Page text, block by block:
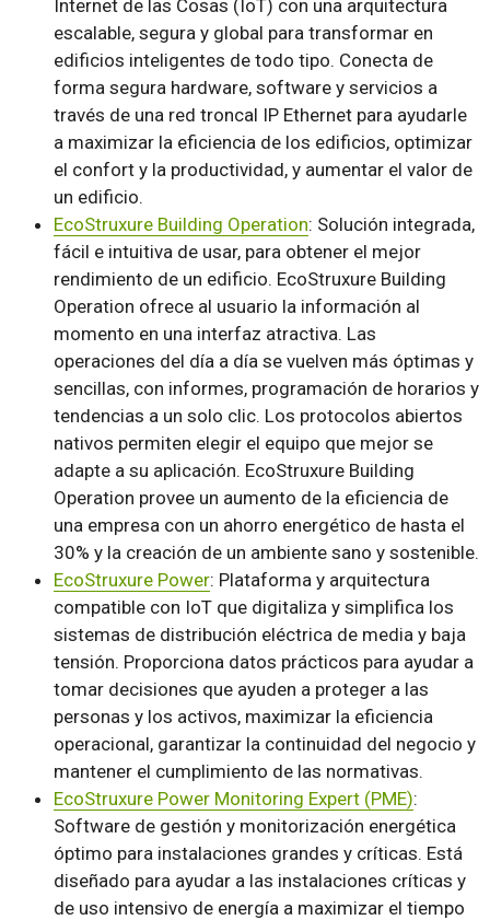
Internet de las Cosas (IoT) con una arquitectura
escalable, segura y global para transformar en
edificios inteligentes de todo tipo. Conecta de
forma segura hardware, software y servicios a
través de una red troncal IP Ethernet para ayudarle
a maximizar la eficiencia de los edificios, optimizar
el confort y la productividad, y aumentar el valor de
un edificio.
EcoStruxure Building Operation: Solución integrada,
fácil e intuitiva de usar, para obtener el mejor
rendimiento de un edificio. EcoStruxure Building
Operation ofrece al usuario la información al
momento en una interfaz atractiva. Las
operaciones del día a día se vuelven más óptimas y
sencillas, con informes, programación de horarios y
tendencias a un solo clic. Los protocolos abiertos
nativos permiten elegir el equipo que mejor se
adapte a su aplicación. EcoStruxure Building
Operation provee un aumento de la eficiencia de
una empresa con un ahorro energético de hasta el
30% y la creación de un ambiente sano y sostenible.
EcoStruxure Power: Plataforma y arquitectura
compatible con IoT que digitaliza y simplifica los
sistemas de distribución eléctrica de media y baja
tensión. Proporciona datos prácticos para ayudar a
tomar decisiones que ayuden a proteger a las
personas y los activos, maximizar la eficiencia
operacional, garantizar la continuidad del negocio y
mantener el cumplimiento de las normativas.
EcoStruxure Power Monitoring Expert (PME):
Software de gestión y monitorización energética
óptimo para instalaciones grandes y críticas. Está
diseñado para ayudar a las instalaciones críticas y
de uso intensivo de energía a maximizar el tiempo